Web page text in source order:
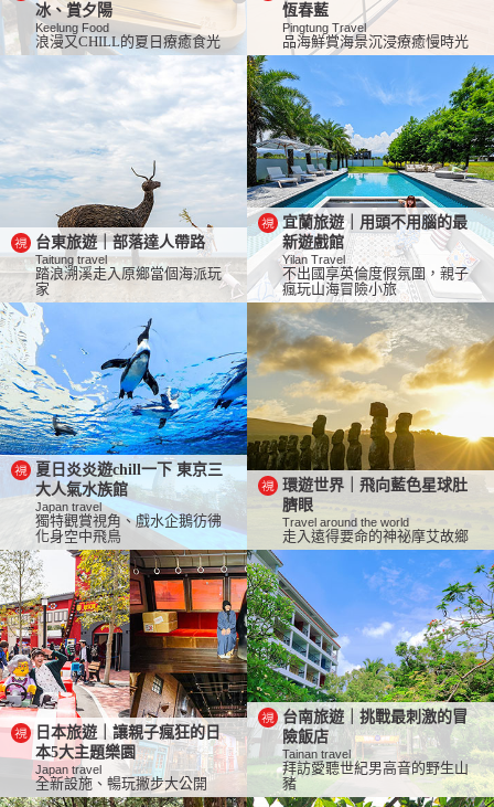
冰、賞夕陽
Keelung Food
浪漫又CHILL的夏日療癒食光
恆春藍
Pingtung Travel
品海鮮賞海景沉浸療癒慢時光
台東旅遊｜部落達人帶路
Taitung travel
踏浪溯溪走入原鄉當個海派玩
家
宜蘭旅遊｜用頭不用腦的最
新遊戲館
Yilan Travel
不出國享英倫度假氛圍，親子
瘋玩山海冒險小旅
夏日炎炎遊chill一下 東京三
大人氣水族館
Japan travel
獨特觀賞視角、戲水企鵝彷彿
化身空中飛鳥
環遊世界｜飛向藍色星球肚
臍眼
Travel around the world
走入遠得要命的神祕摩艾故鄉
日本旅遊｜讓親子瘋狂的日
本5大主題樂園
Japan travel
全新設施、暢玩撇步大公開
台南旅遊｜挑戰最刺激的冒
險飯店
Tainan travel
拜訪愛聽世紀男高音的野生山
豬